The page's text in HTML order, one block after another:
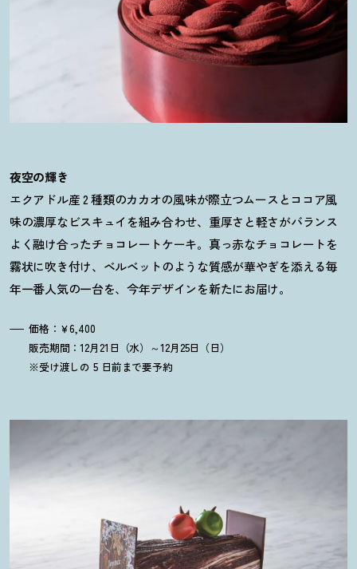
夜空の輝き
エクアドル産 2 種類のカカオの風味が際立つムースとココア風
味の濃厚なビスキュイを組み合わせ、重厚さと軽さがバランス
よく融け合ったチョコレートケーキ。真っ赤なチョコレートを
霧状に吹き付け、ベルベットのような質感が華やぎを添える毎
年一番人気の一台を、今年デザインを新たにお届け。
価格：￥6,400
販売期間：12月21日（水）～12月25日（日）
※受け渡しの 5 日前まで要予約